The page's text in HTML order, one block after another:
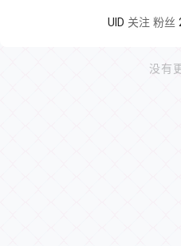
UID 关注 粉丝
没有